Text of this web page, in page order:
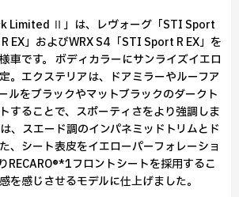
Limited Ⅱ」は、レヴォーグ「STI Sport
EX」およびWRX S4「STI Sport R EX」を
車です。 ボディカラーにサンライズイエロ
。エクステリアは、ドアミラーやルーフア
ルをブラックやマットブラックのダークト
することで、スポーティさをより強調しま
、スエード調のインパネミッドトリムとド
、シート表皮をイエローパーフォレーショ
RECARO®*1フロントシートを採用するこ
を感じさせるモデルに仕上げました。